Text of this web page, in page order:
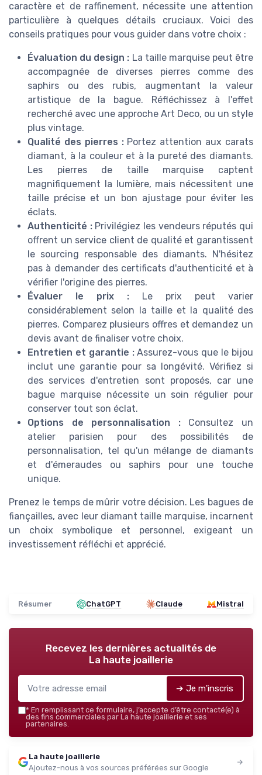
caractère et de raffinement, nécessite une attention
particulière à quelques détails cruciaux. Voici des
conseils pratiques pour vous guider dans votre choix :
Évaluation du design : La taille marquise peut être
accompagnée de diverses pierres comme des
saphirs ou des rubis, augmentant la valeur
artistique de la bague. Réfléchissez à l'effet
recherché avec une approche Art Deco, ou un style
plus vintage.
Qualité des pierres :Portez attention aux carats
diamant, à la couleur et à la pureté des diamants.
Les pierres de taille marquise captent
magnifiquement la lumière, mais nécessitent une
taille précise et un bon ajustage pour éviter les
éclats.
Authenticité :Privilégiez les vendeurs réputés qui
offrent un service client de qualité et garantissent
le sourcing responsable des diamants. N'hésitez
pas à demander des certificats d'authenticité et à
vérifier l'origine des pierres.
Évaluer le prix : Le prix peut varier
considérablement selon la taille et la qualité des
pierres. Comparez plusieurs offres et demandez un
devis avant de finaliser votre choix.
Entretien et garantie :Assurez-vous que le bijou
inclut une garantie pour sa longévité. Vérifiez si
des services d'entretien sont proposés, car une
bague marquise nécessite un soin régulier pour
conserver tout son éclat.
Options de personnalisation :Consultez un
atelier parisien pour des possibilités de
personnalisation, tel qu'un mélange de diamants
et d'émeraudes ou saphirs pour une touche
unique.
Prenez le temps de mûrir votre décision. Les bagues de
fiançailles, avec leur diamant taille marquise, incarnent
un choix symbolique et personnel, exigeant un
investissement réfléchi et apprécié.
Résumer ChatGPT Claude Mistral
Recevez les dernières actualités de
La haute joaillerie
➔ Je m'inscris
* En remplissant ce formulaire, j’accepte d’être contacté(e) à
des fins commerciales par La haute joaillerie et ses
partenaires.
La haute joaillerie
Ajoutez-nous à vos sources préférées sur Google